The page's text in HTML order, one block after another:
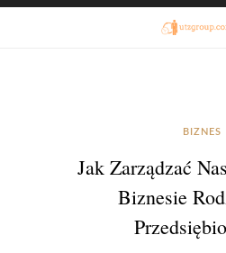
BIZNES
Jak Zarządzać
Biznesie